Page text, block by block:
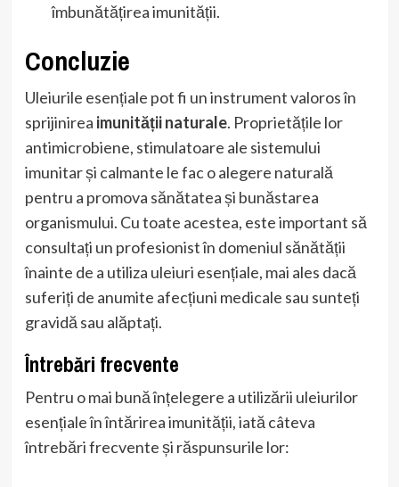
îmbunătățirea imunității.
Concluzie
Uleiurile esențiale pot fi un instrument valoros în
sprijinirea imunității naturale. Proprietățile lor
antimicrobiene, stimulatoare ale sistemului
imunitar și calmante le fac o alegere naturală
pentru a promova sănătatea și bunăstarea
organismului. Cu toate acestea, este important să
consultați un profesionist în domeniul sănătății
înainte de a utiliza uleiuri esențiale, mai ales dacă
suferiți de anumite afecțiuni medicale sau sunteți
gravidă sau alăptați.
Întrebări frecvente
Pentru o mai bună înțelegere a utilizării uleiurilor
esențiale în întărirea imunității, iată câteva
întrebări frecvente și răspunsurile lor: